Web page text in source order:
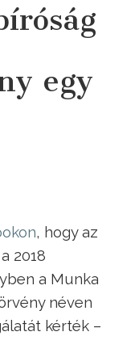
egy
, hogy az
a 2018
a Munka
néven
kérték –